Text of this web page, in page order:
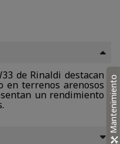
de Rinaldi destacan
en terrenos arenosos
un rendimiento Mantenimiento